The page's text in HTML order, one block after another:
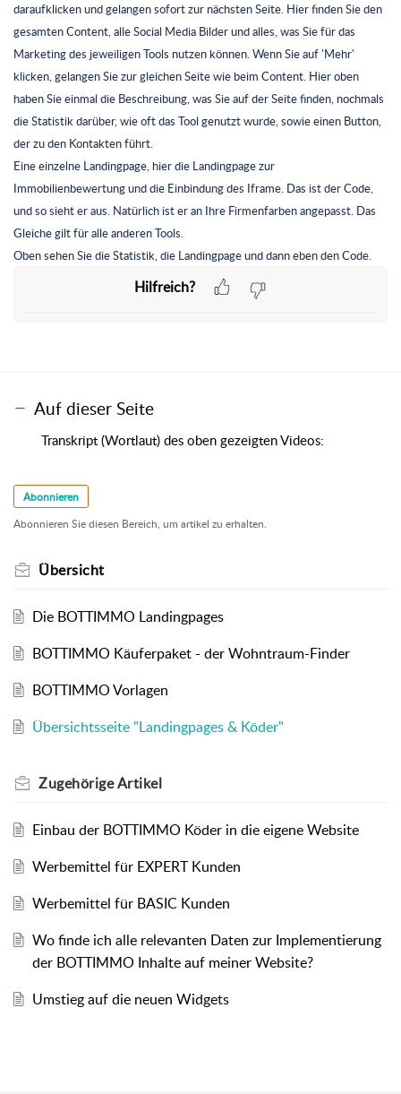
daraufklicken und gelangen sofort zur nächsten Seite. Hier finden Sie den
gesamten Content, alle Social Media Bilder und alles, was Sie für das
Marketing des jeweiligen Tools nutzen können. Wenn Sie auf 'Mehr'
klicken, gelangen Sie zur gleichen Seite wie beim Content. Hier oben
haben Sie einmal die Beschreibung, was Sie auf der Seite finden, nochmals
die Statistik darüber, wie oft das Tool genutzt wurde, sowie einen Button,
der zu den Kontakten führt.
Eine einzelne Landingpage, hier die Landingpage zur
Immobilienbewertung und die Einbindung des Iframe. Das ist der Code,
und so sieht er aus. Natürlich ist er an Ihre Firmenfarben angepasst. Das
Gleiche gilt für alle anderen Tools.
Oben sehen Sie die Statistik, die Landingpage und dann eben den Code.
Hilfreich?
Auf dieser Seite
Transkript (Wortlaut) des oben gezeigten Videos:
Abonnieren
Abonnieren Sie diesen Bereich, um artikel zu erhalten.
Übersicht
Die BOTTIMMO Landingpages
BOTTIMMO Käuferpaket - der Wohntraum-Finder
BOTTIMMO Vorlagen
Übersichtsseite "Landingpages & Köder"
ZugehörigeArtikel
Einbau der BOTTIMMO Köder in die eigene Website
Werbemittel für EXPERT Kunden
Werbemittel für BASIC Kunden
Wo finde ich alle relevanten Daten zur Implementierung
der BOTTIMMO Inhalte auf meiner Website?
Umstieg auf die neuen Widgets